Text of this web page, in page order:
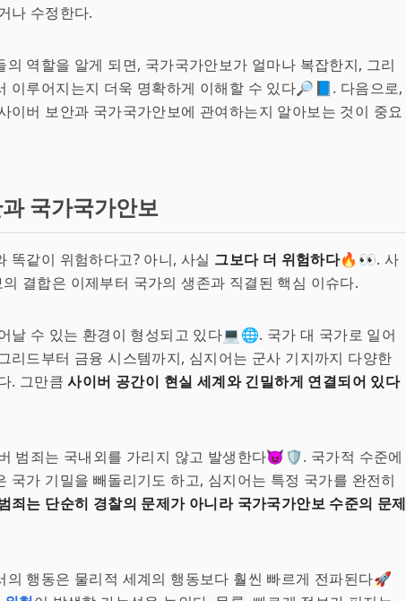
나 수정한다.
의 역할을 알게 되면, 국가국가안보가 얼마나 복잡한지, 그리
이루어지는지 더욱 명확하게 이해할 수 있다🔎📘. 다음으로,
이버 보안과 국가국가안보에 관여하는지 알아보는 것이 중요
국가국가안보
똑같이 위험하다고? 아니, 사실 그보다 더 위험하다🔥👀. 사
결합은 이제부터 국가의 생존과 직결된 핵심 이슈다.
날 수 있는 환경이 형성되고 있다💻🌐. 국가 대 국가로 일어
리드부터 금융 시스템까지, 심지어는 군사 기지까지 다양한
. 그만큼사이버 공간이 현실 세계와 긴밀하게 연결되어 있다
범죄는 국내외를 가리지 않고 발생한다😈🛡️. 국가적 수준에
국가 기밀을 빼돌리기도 하고, 심지어는 특정 국가를 완전히
죄는 단순히 경찰의 문제가 아니라 국가국가안보 수준의 문제
의 행동은 물리적 세계의 행동보다 훨씬 빠르게 전파된다🚀